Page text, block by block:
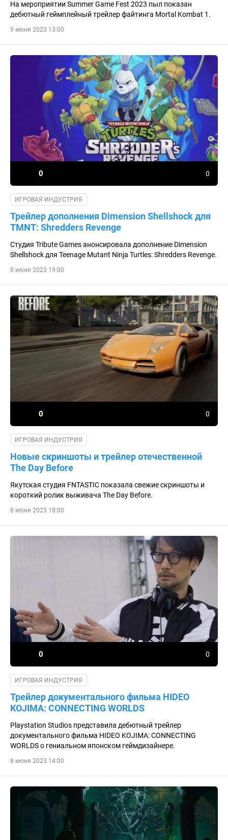
На мероприятии Summer Game Fest 2023 пыл показан
дебютный геймплейный трейлер файтинга Mortal Kombat 1.
9 июня 2023 13:00
Трейлер дополнения Dimension Shellshock для
TMNT: Shredders Revenge
ИГРОВАЯ ИНДУСТРИЯ
Студия Tribute Games анонсировала дополнение Dimension
Shellshock для Teenage Mutant Ninja Turtles: Shredders Revenge.
0 0
8 июня 2023 19:00
Новые скриншоты и трейлер отечественной
The Day Before
ИГРОВАЯ ИНДУСТРИЯ
Якутская студия FNTASTIC показала свежие скриншоты и
короткий ролик выживача The Day Before.
0 0
8 июня 2023 18:00
Трейлер документального фильма HIDEO
KOJIMA: CONNECTING WORLDS
ИГРОВАЯ ИНДУСТРИЯ
Playstation Studios представила дебютный трейлер
документального фильма HIDEO KOJIMA: CONNECTING
WORLDS о гениальном японском геймдизайнере.
0 0
8 июня 2023 14:00